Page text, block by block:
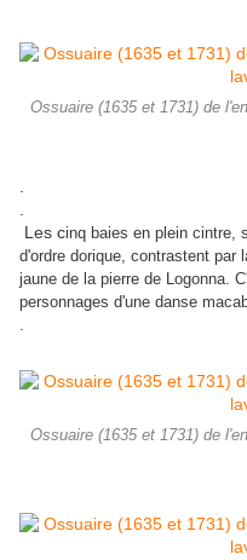
Ossuaire (1635 et 1731) de
Les cinq baies en plein cintre,
d'ordre dorique, contrastent par
jaune de la pierre de Logonna.
personnages d'une danse
Ossuaire (1635 et 1731) de